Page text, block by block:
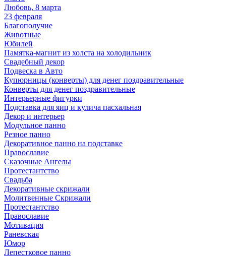
Любовь, 8 марта
23 февраля
Благополучие
Животные
Юбилей
Памятка-магнит из холста на холодильник
Свадебный декор
Подвеска в Авто
Купюрницы (конверты) для денег поздравительные
Конверты для денег поздравительные
Интерьерные фигурки
Подставка для яиц и кулича пасхальная
Декор и интерьер
Модульное панно
Резное панно
Декоративное панно на подставке
Православие
Сказочные Ангелы
Протестантство
Свадьба
Декоративные скрижали
Молитвенные Скрижали
Протестантство
Православие
Мотивация
Раневская
Юмор
Лепестковое панно